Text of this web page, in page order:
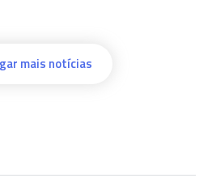
mais notícias